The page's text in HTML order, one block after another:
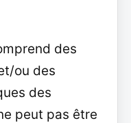
des
ou des
des
peut pas être